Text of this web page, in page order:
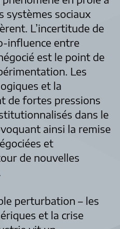
systèmes sociaux
L’incertitude de
influence entre
est le point de
Les
et la
de fortes pressions
dans le
ainsi la remise
et
de nouvelles
perturbation – les
et la crise